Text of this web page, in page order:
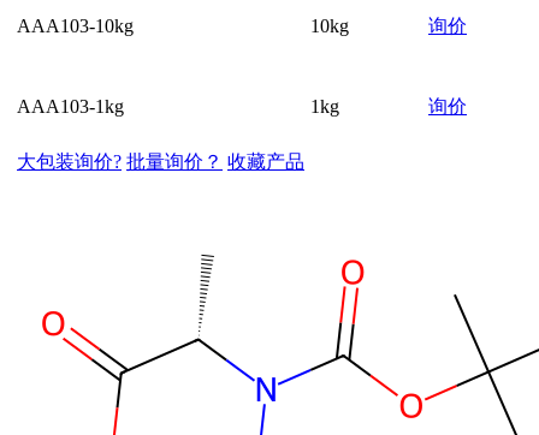
AAA103-10kg 10kg 询价
AAA103-1kg 1kg 询价
大包装询价? 批量询价？ 收藏产品